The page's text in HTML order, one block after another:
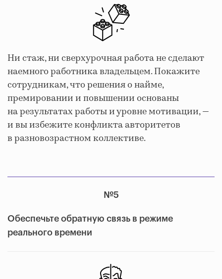
Ни стаж, ни сверхурочная работа не сделают
наемного работника владельцем. Покажите
сотрудникам, что решения о найме,
премировании и повышении основаны
на результатах работы и уровне мотивации, —
и вы избежите конфликта авторитетов
в разновозрастном коллективе.
№5
Обеспечьте обратную связь в режиме
реального времени